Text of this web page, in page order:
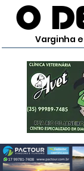
O
Varginha e